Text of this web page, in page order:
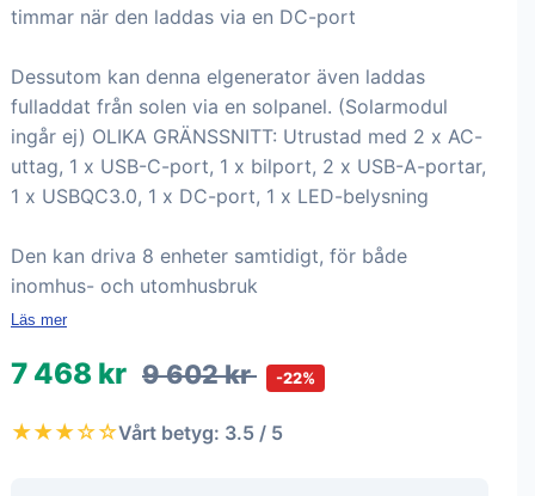
timmar när den laddas via en DC-port
Dessutom kan denna elgenerator även laddas
fulladdat från solen via en solpanel. (Solarmodul
ingår ej) OLIKA GRÄNSSNITT: Utrustad med 2 x AC-
uttag, 1 x USB-C-port, 1 x bilport, 2 x USB-A-portar,
1 x USBQC3.0, 1 x DC-port, 1 x LED-belysning
Den kan driva 8 enheter samtidigt, för både
inomhus- och utomhusbruk
Läs mer
7 468 kr 9 602 kr -22%
★★★☆☆Vårt betyg: 3.5 / 5